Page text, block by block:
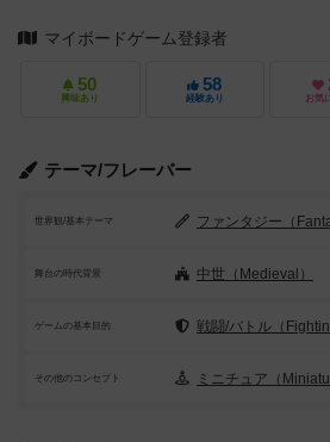
マイボードゲーム登録者
50
興味あり
58
経験あり お気
テーマ/フレーバー
世界観/基本テーマ ファンタジー（
舞台の時代背景 中世（Medieval）
ゲームの基本目的 戦闘/バトル（
その他のコンセプト ミニチュア（